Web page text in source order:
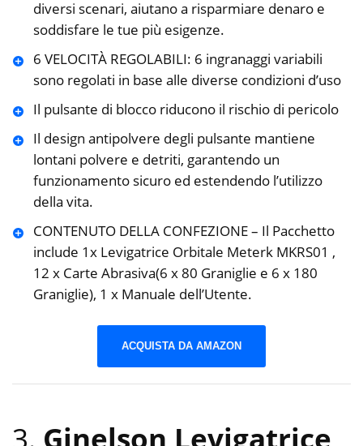
diversi scenari, aiutano a risparmiare denaro e
soddisfare le tue più esigenze.
6 VELOCITÀ REGOLABILI: 6 ingranaggi variabili
sono regolati in base alle diverse condizioni d’uso
Il pulsante di blocco riducono il rischio di pericolo
Il design antipolvere degli pulsante mantiene
lontani polvere e detriti, garantendo un
funzionamento sicuro ed estendendo l’utilizzo
della vita.
CONTENUTO DELLA CONFEZIONE – Il Pacchetto
include 1x Levigatrice Orbitale Meterk MKRS01 ,
12 x Carte Abrasiva(6 x 80 Graniglie e 6 x 180
Graniglie), 1 x Manuale dell’Utente.
ACQUISTA DA AMAZON
3. Ginelson Levigatrice